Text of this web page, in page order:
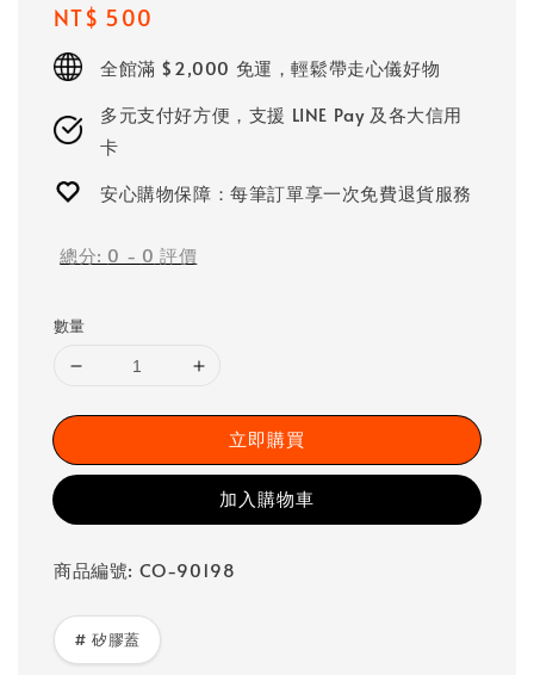
Regular
price
NT$ 500
全館滿 $2,000 免運，輕鬆帶走心儀好物
多元支付好方便，支援 LINE Pay 及各大信用
卡
安心購物保障：每筆訂單享一次免費退貨服務
總分: 0 - 0 評價
數量
立即購買
加入購物車
商品編號: CO-90198
# 矽膠蓋